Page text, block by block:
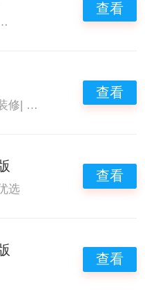
用的办公软件 |蓝鲸优选
查看
修 蓝鲸优选
查看
选
查看
查看